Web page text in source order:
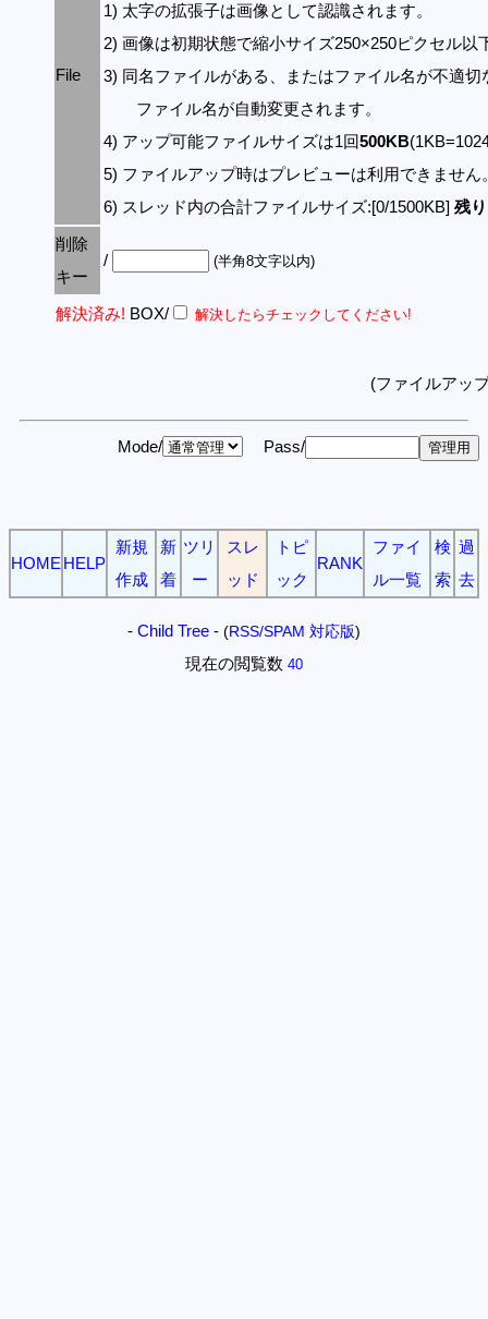
File
1) 太字の拡張子は画像として認識されます。
2) 画像は初期状態で縮小サイズ250×250ピクセル以
3) 同名ファイルがある、またはファイル名が不適切
ファイル名が自動変更されます。
4) アップ可能ファイルサイズは1回500KB
5) ファイルアップ時はプレビューは利用できません
6) スレッド内の合計ファイルサイズ:[0/1500KB] 残
削除
キー
/ (半角8文字以内)
解決済み! BOX/ 解決したらチェックしてください!
(ファイルアッ
Mode/ Pass/
HOME HELP
新規
作成
新
着
ツリ
ー
スレ
ッド
トピ
ック
RANK
ファイ
ル一覧
検
索
過
去
- Child Tree - (RSS/SPAM 対応版)
現在の閲覧数 40